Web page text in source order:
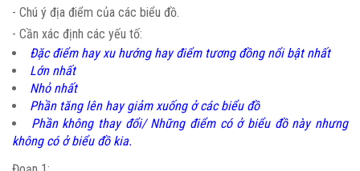
- Chú ý địa điểm của các biểu đồ.
- Cần xác định các yếu tố:
Đặc điểm hay xu hướng hay điểm tương đồng nổi bật nhất
Lớn nhất
Nhỏ nhất
Phần tăng lên hay giảm xuống ở các biểu đồ
Phần không thay đổi/ Những điểm có ở biểu đồ này nhưng
không có ở biểu đồ kia.